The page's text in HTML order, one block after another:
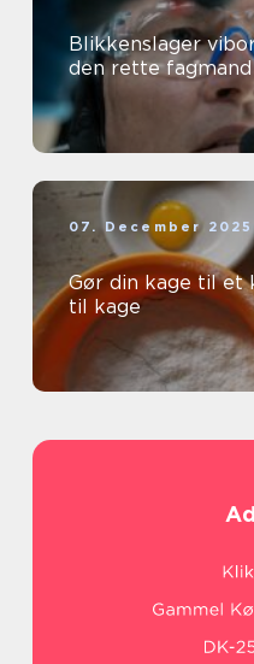
Blikkenslager viborg sådan
den rette
07. December 2025
Gør din kage til
til kage